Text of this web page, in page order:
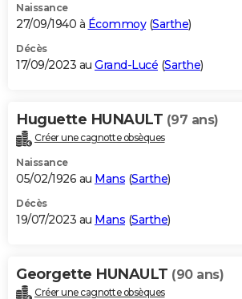
Naissance
27/09/1940 à Écommoy(Sarthe)
Décès
17/09/2023 au Grand-Lucé (Sarthe)
Huguette HUNAULT (97 ans)
Créer une cagnotte obsèques
Naissance
05/02/1926 au Mans (Sarthe)
Décès
19/07/2023 au Mans (Sarthe)
Georgette HUNAULT (90 ans)
Créer une cagnotte obsèques